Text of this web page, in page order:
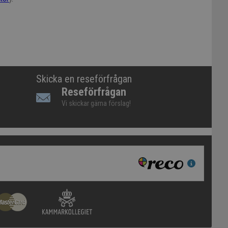
Skicka en reseförfrågan
Reseförfrågan
Vi skickar gärna förslag!